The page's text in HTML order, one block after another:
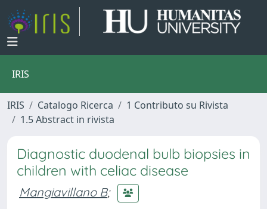
IRIS
IRIS Catalogo Ricerca
1 Contributo su Rivista
1.5 Abstract in rivista
Diagnostic duodenal bulb biopsies in
children with celiac disease
Mangiavillano B;